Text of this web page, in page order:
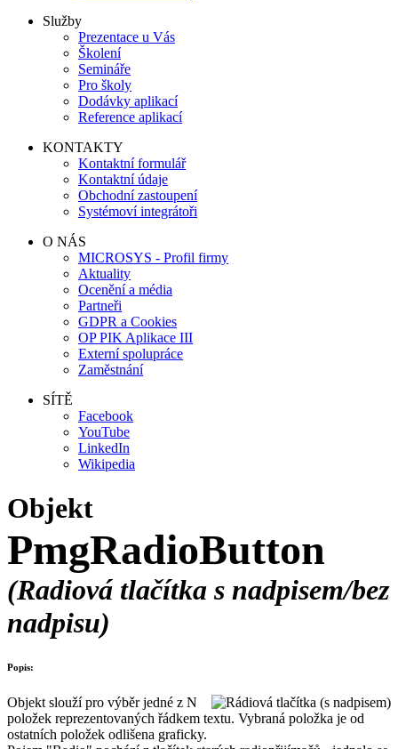
Služby
Prezentace u Vás
Školení
Semináře
Pro školy
Dodávky aplikací
Reference aplikací
KONTAKTY
Kontaktní formulář
Kontaktní údaje
Obchodní zastoupení
Systémoví integrátoři
O NÁS
MICROSYS - Profil firmy
Aktuality
Ocenění a média
Partneři
GDPR a Cookies
OP PIK Aplikace III
Externí spolupráce
Zaměstnání
SÍTĚ
Facebook
YouTube
LinkedIn
Wikipedia
Objekt
PmgRadioButton
(Radiová tlačítka s nadpisem/bez
nadpisu)
Popis:
Objekt slouží pro výběr jedné z N
položek reprezentovaných řádkem textu. Vybraná položka je od
ostatních položek odlišena graficky.